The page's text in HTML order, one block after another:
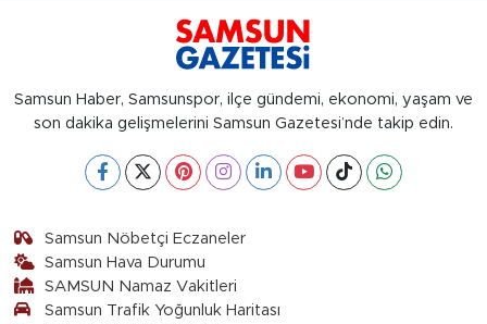
Samsun Haber, Samsunspor, ilçe gündemi, ekonomi, yaşam ve
son dakika gelişmelerini Samsun Gazetesi’nde takip edin.
Samsun Nöbetçi Eczaneler
Samsun Hava Durumu
SAMSUN Namaz Vakitleri
Samsun Trafik Yoğunluk Haritası